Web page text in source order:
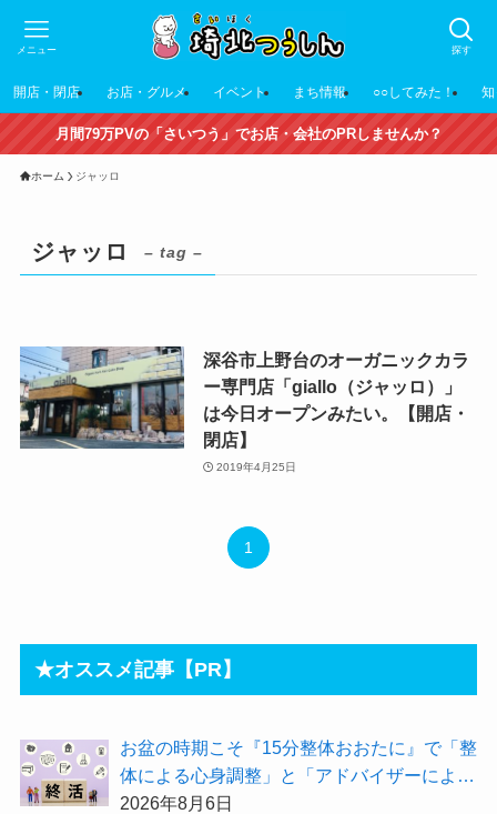
探す
メニュー
開店・閉店 お店・グルメ イベント まち情報 ○○してみた！
月間79万PVの「さいつう」でお店・会社のPRしませんか？
ホーム ジャッロ
ジャッロ – tag –
深谷市上野台のオーガニックカラ
ー専門店「giallo（ジャッロ）」
は今日オープンみたい。【開店・
閉店】
2019年4月25日
1
★オススメ記事【PR】
お盆の時期こそ『15分整体おおたに』で「整
体による心身調整」と「アドバイザーによる
身辺整理の準備」をしてみませんか？
2026年8月6日